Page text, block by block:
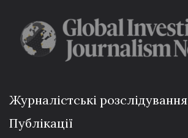
Журналістські розслідування
Публікації